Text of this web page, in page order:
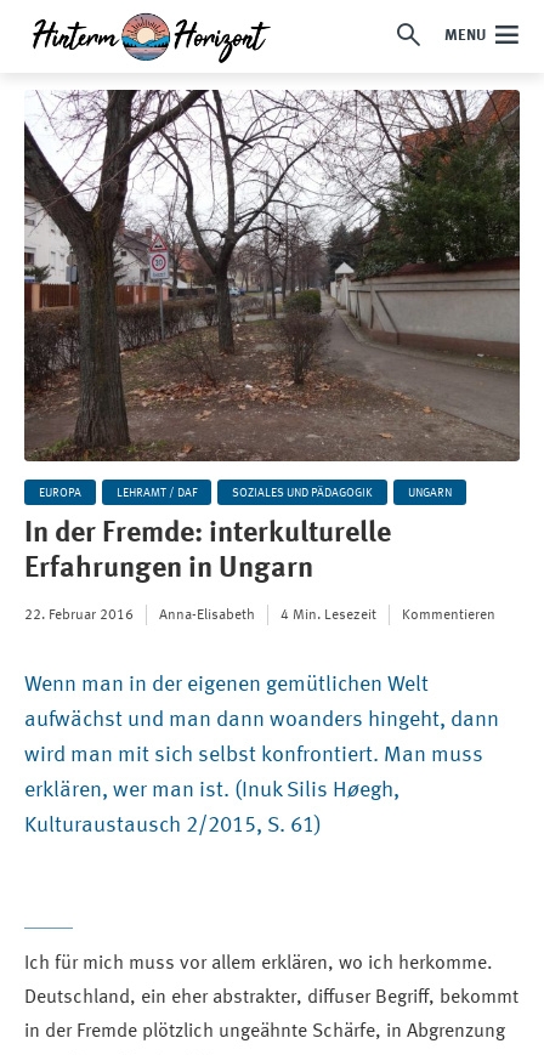
MENU
EUROPA LEHRAMT / DAF SOZIALES UND PÄDAGOGIK UNGARN
In der Fremde: interkulturelle
Erfahrungen in Ungarn
22. Februar 2016 Anna-Elisabeth 4 Min. Lesezeit Kommentieren
Wenn man in der eigenen gemütlichen Welt
aufwächst und man dann woanders hingeht, dann
wird man mit sich selbst konfrontiert. Man muss
erklären, wer man ist. (Inuk Silis Høegh,
Kulturaustausch 2/2015, S. 61)
Ich für mich muss vor allem erklären, wo ich herkomme.
Deutschland, ein eher abstrakter, diffuser Begriff, bekommt
in der Fremde plötzlich ungeähnte Schärfe, in Abgrenzung